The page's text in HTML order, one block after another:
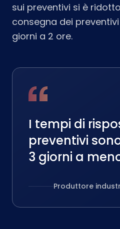
sui preventivi si è
consegna dei
giorni a 2 ore.
I tempi di
preventivi
3 giorni a
Produttore